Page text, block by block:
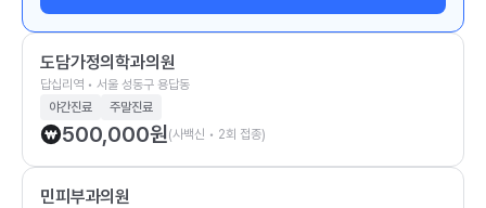
도담가정의학과의원
답십리역 • 서울 성동구 용답동
야간진료
주말진료
500,000원(사백신 • 2회 접종)
민피부과의원